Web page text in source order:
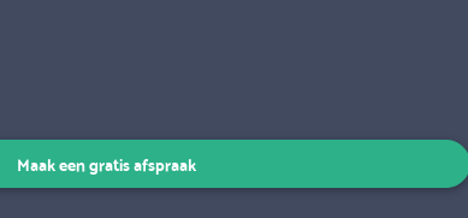
Maak een gratis afspraak